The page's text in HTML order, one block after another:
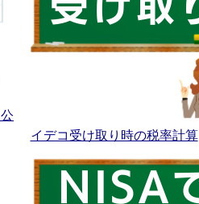
イデコ受け取り時の税率計算